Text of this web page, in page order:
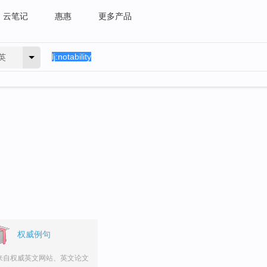
云笔记 惠惠 更多产品
权威例句
自权威英文网站、英文论文